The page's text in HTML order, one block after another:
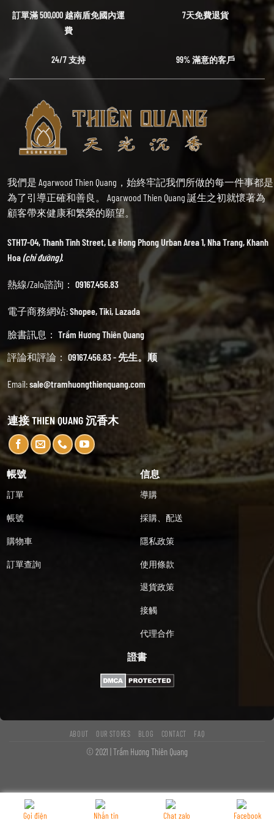
訂單滿 500,000 越南盾免國內運
費
7天免費退貨
24/7 支持 99% 滿意的客戶
我們是 Agarwood Thien Quang，始終牢記我們所做的每一件事都是
為了引導正確和善良。 Agarwood Thien Quang 誕生之初就懷著為
顧客帶來健康和繁榮的願望。
STH17-04, Thanh Tinh Street, Le Hong Phong Urban Area 1, Nha Trang, Khanh
Hoa(chỉ đường).
熱線/Zalo諮詢： 09167.456.83
電子商務網站:Shopee,Tiki,Lazada
臉書訊息： Trầm Hương Thiên Quang
評論和評論： 09167.456.83 - 先生。顺
Email:sale@tramhuongthienquang.com
連接 THIEN QUANG 沉香木
帳號
訂單
帳號
購物車
訂單查詢
信息
導購
採購、配送
隱私政策
使用條款
退貨政策
接觸
代理合作
證書
ABOUT OUR STORES BLOG CONTACT FAQ
© 2021 | Trầm Hương Thiên Quang
Gọi điện Nhắn tin Chat zalo Facebook